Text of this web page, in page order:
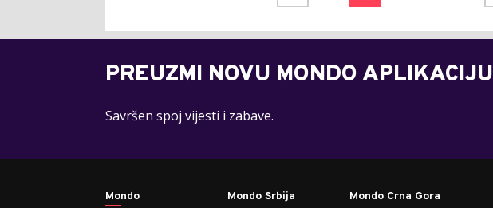
PREUZMI NOVU MONDO APLIKACIJU
Savršen spoj vijesti i zabave.
Mondo Mondo Srbija Mondo Crna Gora